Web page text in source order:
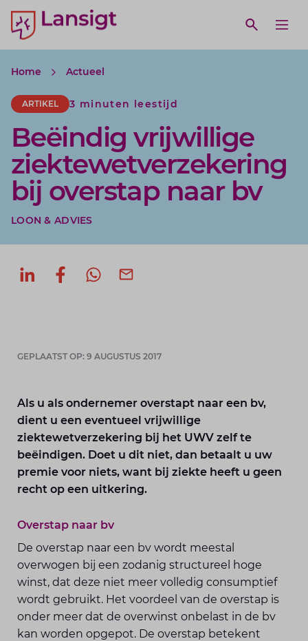
Lansigt Accountants logo
Open
search website
Home Actueel
ARTIKEL 3 minuten leestijd
Beëindig vrijwillige
ziektewetverzekering
bij overstap naar bv
LOON & ADVIES
Deel op LinkedIn
Deel op Facebook
GEPLAATST OP: 9 AUGUSTUS 2017
Als u als ondernemer overstapt naar een bv,
dient u een eventueel vrijwillige
ziektewetverzekering bij het UWV zelf te
beëindigen. Doet u dit niet, dan betaalt u uw
premie voor niets, want bij ziekte heeft u geen
recht op een uitkering.
Overstap naar bv
De overstap naar een bv wordt meestal
overwogen bij een zodanig structureel hoge
winst, dat deze niet meer volledig consumptief
wordt gebruikt. Het voordeel van de overstap is
onder meer dat de overwinst onbelast in de bv
kan worden opgepot. De overstap betekent